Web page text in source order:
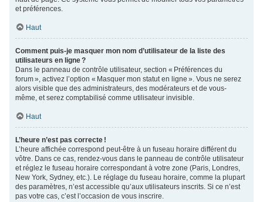
et préférences.
Haut
Comment puis-je masquer mon nom d’utilisateur de la liste des
utilisateurs en ligne ?
Dans le panneau de contrôle utilisateur, section « Préférences du
forum », activez l’option « Masquer mon statut en ligne ». Vous ne serez
alors visible que des administrateurs, des modérateurs et de vous-
même, et serez comptabilisé comme utilisateur invisible.
Haut
L’heure n’est pas correcte !
L’heure affichée correspond peut-être à un fuseau horaire différent du
vôtre. Dans ce cas, rendez-vous dans le panneau de contrôle utilisateur
et réglez le fuseau horaire correspondant à votre zone (Paris, Londres,
New York, Sydney, etc.). Le réglage du fuseau horaire, comme la plupart
des paramètres, n’est accessible qu’aux utilisateurs inscrits. Si ce n’est
pas votre cas, c’est l’occasion de vous inscrire.